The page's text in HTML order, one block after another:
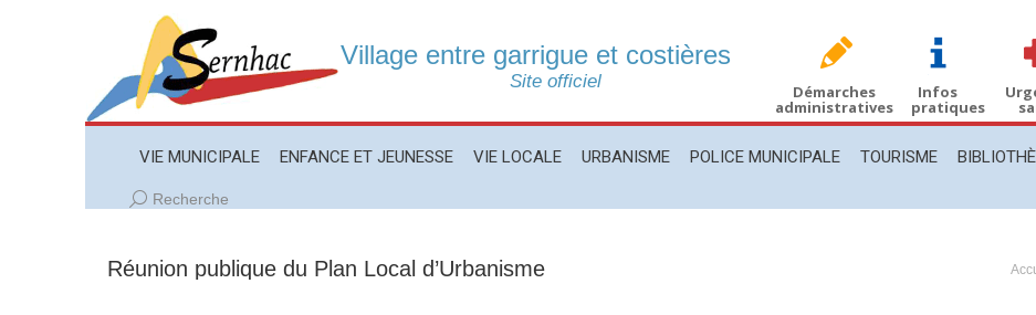
Village entre garrigue et costières
Site officiel Démarches
administratives
Infos
pratiques
VIE MUNICIPALE ENFANCE ET JEUNESSE VIE LOCALE URBANISME POLICE MUNICIPALE TOURISME
Recherche
Recherche
Réunion publique du Plan Local d’Urbanisme
VIE MUNICIPALE ENFANCE ET JEUNESSE VIE LOCALE URBANISME POLICE MUNICIPALE TOURISME BIBLIOTHÈQUE